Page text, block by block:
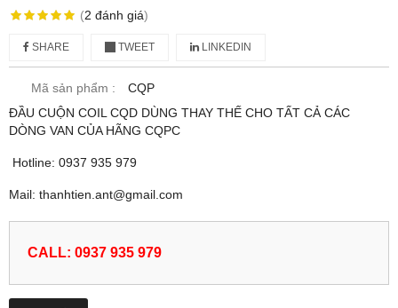
(2 đánh giá)
SHARE TWEET LINKEDIN
Mã sản phẩm :
CQP
ĐẦU CUỘN COIL CQD DÙNG THAY THẾ CHO TẤT CẢ CÁC
DÒNG VAN CỦA HÃNG CQPC
Hotline: 0937 935 979
Mail: thanhtien.ant@gmail.com
CALL: 0937 935 979